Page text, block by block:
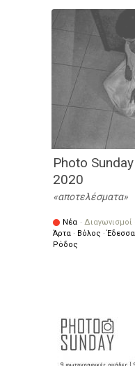
Photo
2020
αποτελέσματα
Νέα · Διαγωνισμοί
Άρτα · Βόλος ·Έδεσσα
Ρόδος